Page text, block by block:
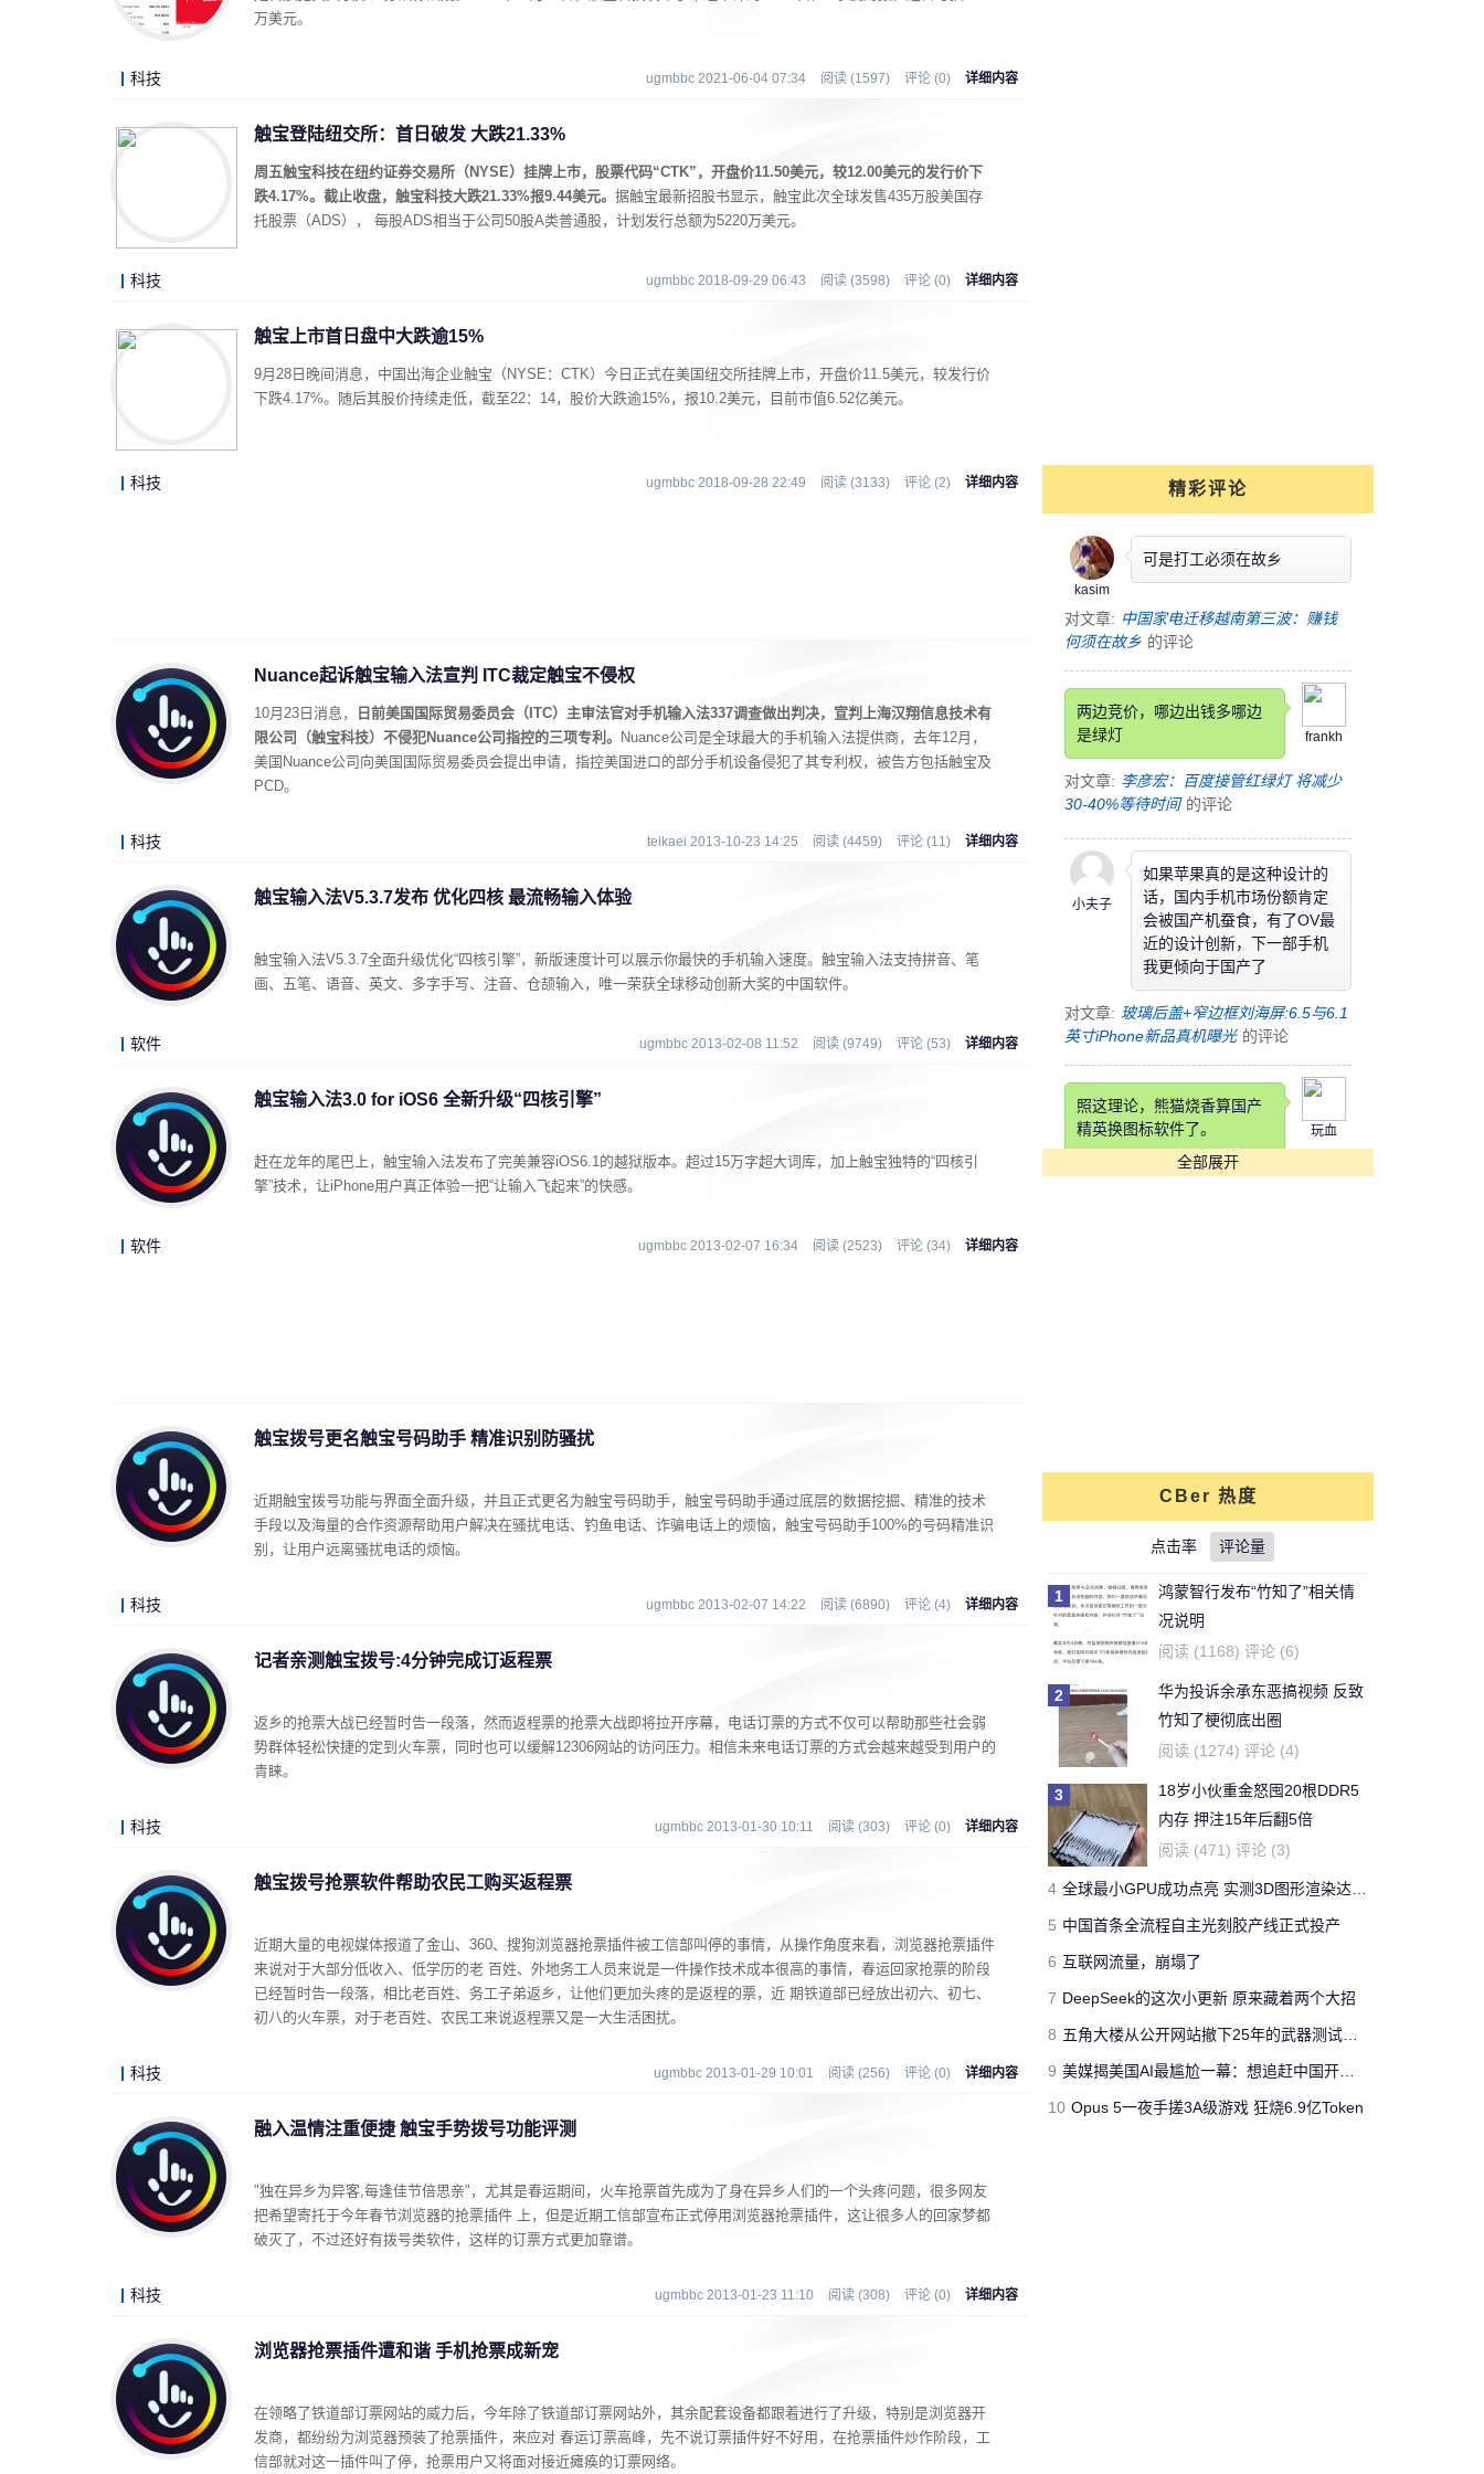
万美元。
科技 ugmbbc 2021-06-04 07:34 阅读 (1597) 评论 (0) 详细内容
触宝登陆纽交所：首日破发 大跌21.33%
周五触宝科技在纽约证券交易所（NYSE）挂牌上市，股票代码“CTK”，开盘价11.50美元，较12.00美元的发行价下
跌4.17%。截止收盘，触宝科技大跌21.33%报9.44美元。 据触宝最新招股书显示，触宝此次全球发售435万股美国存
托股票（ADS）， 每股ADS相当于公司50股A类普通股，计划发行总额为5220万美元。
科技 ugmbbc 2018-09-29 06:43 阅读 (3598) 评论 (0) 详细内容
触宝上市首日盘中大跌逾15%
9月28日晚间消息，中国出海企业触宝（NYSE：CTK）今日正式在美国纽交所挂牌上市，开盘价11.5美元，较发行价
下跌4.17%。随后其股价持续走低，截至22：14，股价大跌逾15%，报10.2美元，目前市值6.52亿美元。
科技 ugmbbc 2018-09-28 22:49 阅读 (3133) 评论 (2) 详细内容
Nuance起诉触宝输入法宣判 ITC裁定触宝不侵权
10月23日消息，
日前美国国际贸易委员会（ITC）主审法官对手机输入法337调查做出判决，宣判上海汉翔信息技术有
限公司（触宝科技）不侵犯Nuance公司指控的三项专利。
Nuance公司是全球最大的手机输入法提供商，去年12月，
美国Nuance公司向美国国际贸易委员会提出申请，指控美国进口的部分手机设备侵犯了其专利权，被告方包括触宝及
PCD。
科技 teikaei 2013-10-23 14:25 阅读 (4459) 评论 (11) 详细内容
触宝输入法V5.3.7发布 优化四核 最流畅输入体验
触宝输入法V5.3.7全面升级优化“四核引擎”，新版速度计可以展示你最快的手机输入速度。触宝输入法支持拼音、笔
画、五笔、语音、英文、多字手写、注音、仓颉输入，唯一荣获全球移动创新大奖的中国软件。
软件 ugmbbc 2013-02-08 11:52 阅读 (9749) 评论 (53) 详细内容
触宝输入法3.0 for iOS6 全新升级“四核引擎”
赶在龙年的尾巴上，触宝输入法发布了完美兼容iOS6.1的越狱版本。超过15万字超大词库，加上触宝独特的“四核引
擎”技术，让iPhone用户真正体验一把“让输入飞起来”的快感。
软件 ugmbbc 2013-02-07 16:34 阅读 (2523) 评论 (34) 详细内容
触宝拨号更名触宝号码助手 精准识别防骚扰
近期触宝拨号功能与界面全面升级，并且正式更名为触宝号码助手，触宝号码助手通过底层的数据挖掘、精准的技术
手段以及海量的合作资源帮助用户解决在骚扰电话、钓鱼电话、诈骗电话上的烦恼，触宝号码助手100%的号码精准识
别，让用户远离骚扰电话的烦恼。
科技 ugmbbc 2013-02-07 14:22 阅读 (6890) 评论 (4) 详细内容
记者亲测触宝拨号:4分钟完成订返程票
返乡的抢票大战已经暂时告一段落，然而返程票的抢票大战即将拉开序幕，电话订票的方式不仅可以帮助那些社会弱
势群体轻松快捷的定到火车票，同时也可以缓解12306网站的访问压力。相信未来电话订票的方式会越来越受到用户的
青睐。
科技 ugmbbc 2013-01-30 10:11 阅读 (303) 评论 (0) 详细内容
触宝拨号抢票软件帮助农民工购买返程票
近期大量的电视媒体报道了金山、360、搜狗浏览器抢票插件被工信部叫停的事情，从操作角度来看，浏览器抢票插件
来说对于大部分低收入、低学历的老 百姓、外地务工人员来说是一件操作技术成本很高的事情，春运回家抢票的阶段
已经暂时告一段落，相比老百姓、务工子弟返乡，让他们更加头疼的是返程的票，近 期铁道部已经放出初六、初七、
初八的火车票，对于老百姓、农民工来说返程票又是一大生活困扰。
科技 ugmbbc 2013-01-29 10:01 阅读 (256) 评论 (0) 详细内容
融入温情注重便捷 触宝手势拨号功能评测
"独在异乡为异客,每逢佳节倍思亲"，尤其是春运期间，火车抢票首先成为了身在异乡人们的一个头疼问题，很多网友
把希望寄托于今年春节浏览器的抢票插件 上，但是近期工信部宣布正式停用浏览器抢票插件，这让很多人的回家梦都
破灭了，不过还好有拨号类软件，这样的订票方式更加靠谱。
科技 ugmbbc 2013-01-23 11:10 阅读 (308) 评论 (0) 详细内容
浏览器抢票插件遭和谐 手机抢票成新宠
在领略了铁道部订票网站的威力后，今年除了铁道部订票网站外，其余配套设备都跟着进行了升级，特别是浏览器开
发商，都纷纷为浏览器预装了抢票插件，来应对 春运订票高峰，先不说订票插件好不好用，在抢票插件炒作阶段，工
信部就对这一插件叫了停，抢票用户又将面对接近瘫痪的订票网络。
精彩评论
kasim
可是打工必须在故乡
对文章: 中国家电迁移越南第三波：赚钱
何须在故乡 的评论
frankh
两边竞价，哪边出钱多哪边
是绿灯
对文章: 李彦宏：百度接管红绿灯 将减少
30-40%等待时间 的评论
小夫子
如果苹果真的是这种设计的
话，国内手机市场份额肯定
会被国产机蚕食，有了OV最
近的设计创新，下一部手机
我更倾向于国产了
对文章: 玻璃后盖+窄边框刘海屏:6.5与6.1
英寸iPhone新品真机曝光 的评论
玩血
照这理论，熊猫烧香算国产
精英换图标软件了。
对文章: 快压发布告用户书 称国产软件生
了。。。。
对文章: 你还能活多久？这个寿命计算器
可以给出答案 的评论
牛天王
刚看完王老吉的贴，刚下的
结论，老鼠实验不适用于
人。
对文章: 吃胖算我输 华人学者今日带来减
肥新思路
的评论
Yeb123
开了一年了，操控很好 -
Forza Horizon 3 用户
对文章: 全球最快量产SUV兰博基尼Urus
正式发布 中国售价313万 的评论
jimmyfluore
国有国法，咖有咖规
对文章: 玩家网吧玩《绝地求生：大逃
杀》开挂被制裁 网管无限重启其电脑 的
评论
全部展开
CBer 热度
点击率 评论量
1
鸿蒙智行发布“竹知了”相关情
况说明
阅读 (1168) 评论 (6)
2
华为投诉余承东恶搞视频 反致
竹知了梗彻底出圈
阅读 (1274) 评论 (4)
3
18岁小伙重金怒囤20根DDR5
内存 押注15年后翻5倍
阅读 (471) 评论 (3)
4 全球最小GPU成功点亮 实测3D图形渲染达15帧
5 中国首条全流程自主光刻胶产线正式投产
6 互联网流量，崩塌了
7 DeepSeek的这次小更新 原来藏着两个大招
8 五角大楼从公开网站撤下25年的武器测试报告 担心对手借AI挖掘漏洞
9 美媒揭美国AI最尴尬一幕：想追赶中国开源模型 却没人愿意投钱
10 Opus 5一夜手搓3A级游戏 狂烧6.9亿Token